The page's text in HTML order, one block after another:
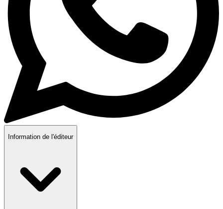
Information de l'éditeur